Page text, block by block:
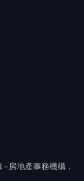
房地產事務機構，